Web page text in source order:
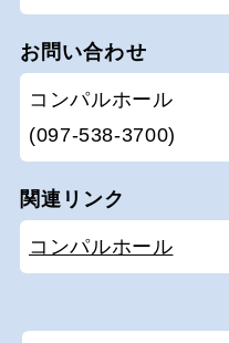
お問い合わせ
コンパルホール
(097-538-3700)
関連リンク
コンパルホール